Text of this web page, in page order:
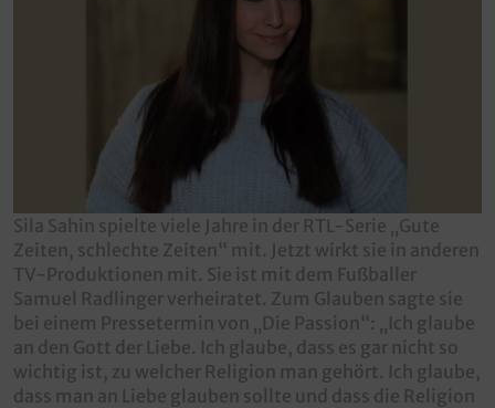
Sila Sahin spielte viele Jahre in der RTL-Serie „Gute
Zeiten, schlechte Zeiten“ mit. Jetzt wirkt sie in anderen
TV-Produktionen mit. Sie ist mit dem Fußballer
Samuel Radlinger verheiratet. Zum Glauben sagte sie
bei einem Pressetermin von „Die Passion“: „Ich glaube
an den Gott der Liebe. Ich glaube, dass es gar nicht so
wichtig ist, zu welcher Religion man gehört. Ich glaube,
dass man an Liebe glauben sollte und dass die Religion